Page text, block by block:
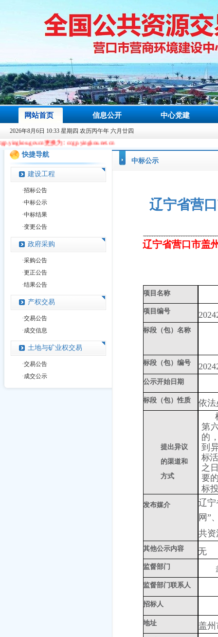
网站首页 信息公开 中心党建
2026年8月6日 10:33 星期四 农历丙午年 六月廿四
更换为：ccgp.yingkou.net.cn
快捷导航
建设工程
·招标公告
·中标公示
·中标结果
·变更公告
政府采购
·采购公告
·更正公告
·结果公告
产权交易
·交易公告
·成交信息
土地与矿业权交易
·交易公告
·成交公示
中标公示
辽宁省营
辽宁省营口市盖
项目名称
项目编号
标段（包）名称
标段（包）编号
公示开始日期
标段（包）性质 依
提出异议
的渠道和
方式
第
的
到
标
之
要
标
发布媒介
辽
网”
共
其他公示内容 无
监督部门
监督部门联系人
招标人
地址 盖